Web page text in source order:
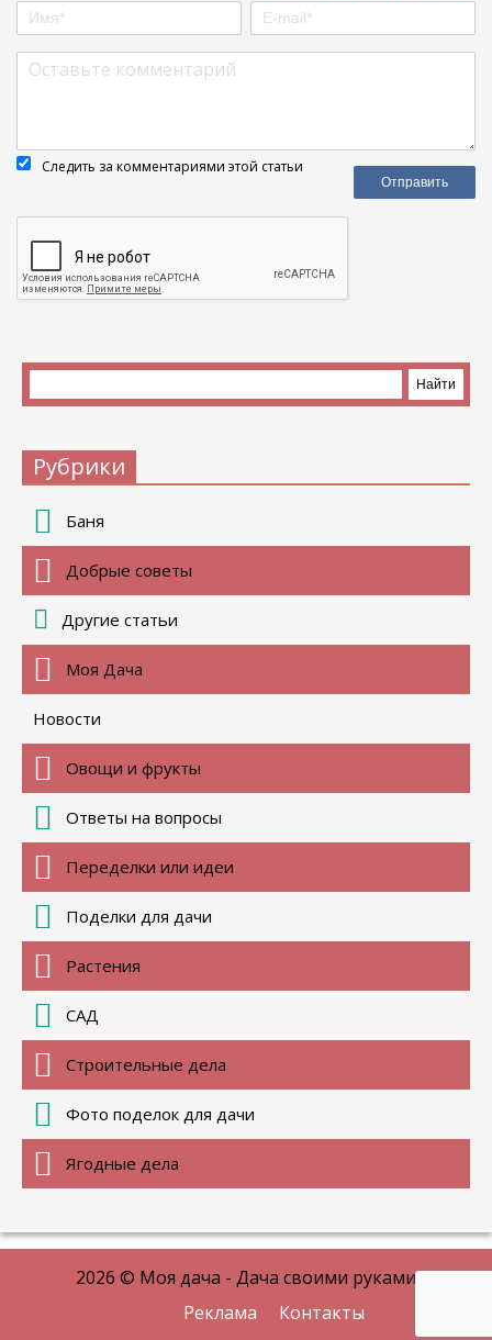
Следить за комментариями этой статьи
Рубрики
Баня
Добрые советы
Другие статьи
Моя Дача
Новости
Овощи и фрукты
Ответы на вопросы
Переделки или идеи
Поделки для дачи
Растения
САД
Строительные дела
Фото поделок для дачи
Ягодные дела
2026 © Моя дача - Дача своими руками
Реклама
Контакты